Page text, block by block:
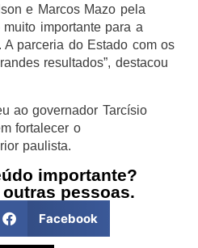
e Marcos Mazo pela
importante para a
A parceria do Estado com os
resultados”, destacou
ao governador Tarcísio
fortalecer o
paulista.
importante?
pessoas.
Facebook